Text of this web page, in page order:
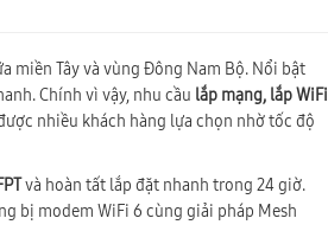
miền Tây và vùng Đông Nam Bộ. Nổi bật
Chính vì vậy, nhu cầu lắp mạng, lắp WiFi
nhiều khách hàng lựa chọn nhờ tốc độ
và hoàn tất lắp đặt nhanh trong 24 giờ.
bị modem WiFi 6 cùng giải pháp Mesh